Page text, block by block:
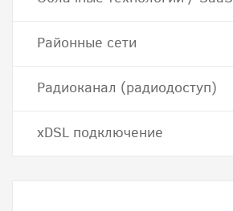
Районные сети
Радиоканал (радиодоступ)
хDSL подключение